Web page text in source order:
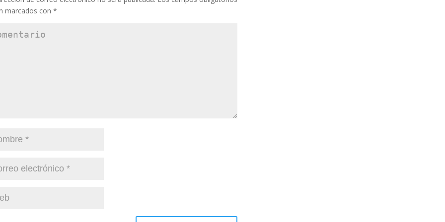
marcados con *